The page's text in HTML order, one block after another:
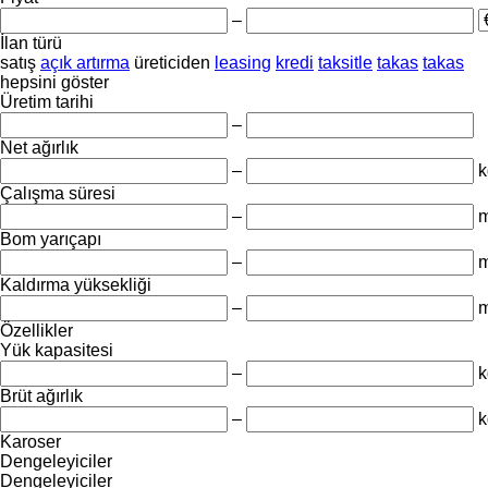
–
İlan türü
satış açık artırma üreticiden leasing kredi taksitle takas takas
hepsini göster
Üretim tarihi
–
Net ağırlık
–
Çalışma süresi
–
Bom yarıçapı
–
Kaldırma yüksekliği
–
Özellikler
Yük kapasitesi
–
Brüt ağırlık
–
Karoser
Dengeleyiciler
Dengeleyiciler